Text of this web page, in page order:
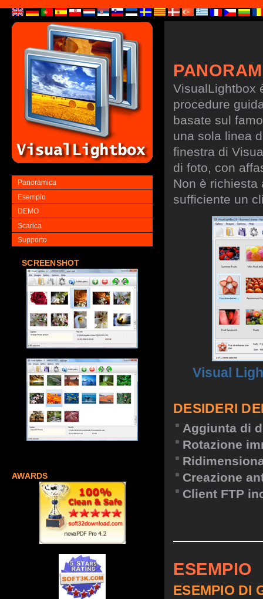
Panoramica
Esempio
DEMO
Scarica
Supporto
SCREENSHOT
AWARDS
VisualLightbox
procedure
basate sul
una sola linea
finestra di
di foto, con
Non è richiesta
sufficiente un
Visual
DESIDERI
Aggiunta di
Rotazione
Creazione
Client FTP
ESEMPIO
ESEMPIO DI